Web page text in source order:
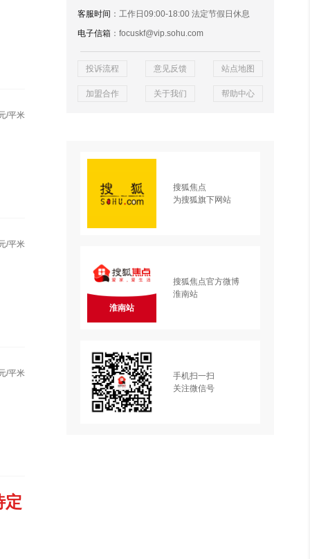
/平米
/平米
/平米
定
客服时间 ：工作日09:00-18:00 法定节假日休息
电子信箱 ：focuskf@vip.sohu.com
投诉流程 意见反馈 站点地图
加盟合作 关于我们 帮助中心
搜狐焦点
为搜狐旗下网站
淮南站
搜狐焦点官方微博
淮南站
手机扫一扫
关注微信号